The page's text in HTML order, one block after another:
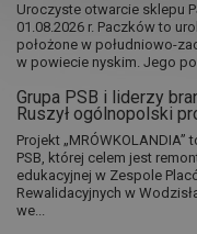
Uroczyste otwarcie sklepu
01.08.2026 r. Paczków to
położone w południowo-
w powiecie nyskim. Jego
Grupa PSB i liderzy
Ruszył ogólnopolski
Projekt
PSB, której celem jest
edukacyjnej w Zespole
Rewalidacyjnych w
we...